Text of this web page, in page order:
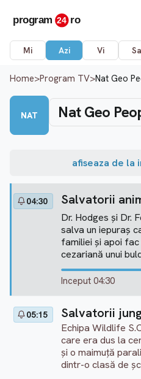
Mi Azi Vi Sa
Home>Program TV>Nat Geo
NAT Nat Geo
afiseaza de la
04:30 Salvatorii
Dr. Hodges și Dr.
salva un iepuraș
familiei și apoi
cezariană unui
Inceput 04:30
05:15 Salvatorii
Echipa Wildlife
care era dus la
și o maimuță
dintr-o clasă de